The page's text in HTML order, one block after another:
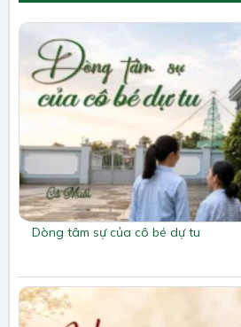
Dòng tâm sự của cô bé dự tu